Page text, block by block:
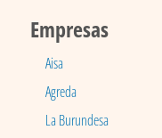
Empresas
Aisa
Agreda
La Burundesa